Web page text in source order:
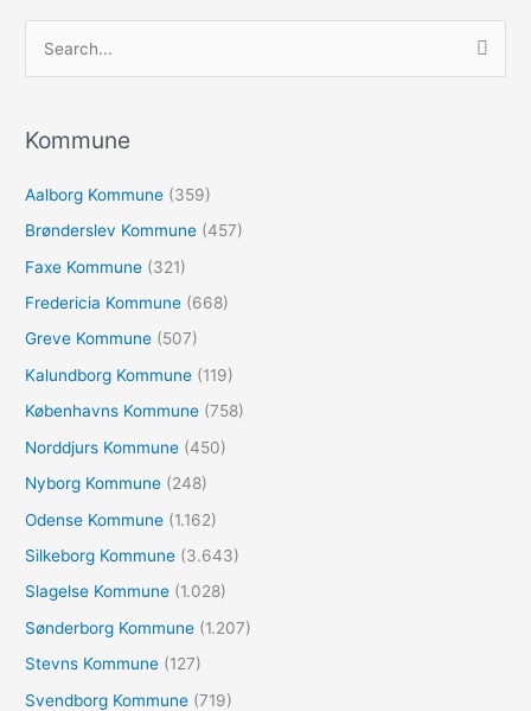
e
t
e
r
Kommune
Aalborg Kommune (359)
Brønderslev Kommune (457)
Faxe Kommune (321)
Fredericia Kommune (668)
Greve Kommune (507)
Kalundborg Kommune (119)
Københavns Kommune (758)
Norddjurs Kommune (450)
Nyborg Kommune (248)
Odense Kommune (1.162)
Silkeborg Kommune (3.643)
Slagelse Kommune (1.028)
Sønderborg Kommune (1.207)
Stevns Kommune (127)
Svendborg Kommune (719)